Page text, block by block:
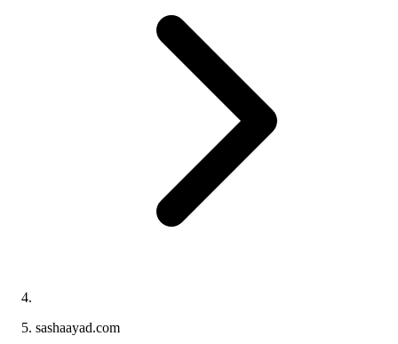
sashaayad.com